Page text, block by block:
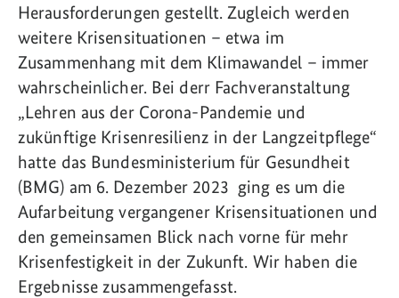
Herausforderungen gestellt. Zugleich werden
weitere Krisensituationen – etwa im
Zusammenhang mit dem Klimawandel – immer
wahrscheinlicher. Bei derr Fachveranstaltung
„Lehren aus der Corona-Pandemie und
zukünftige Krisenresilienz in der Langzeitpflege“
hatte das Bundesministerium für Gesundheit
(BMG) am 6. Dezember 2023 ging es um die
Aufarbeitung vergangener Krisensituationen und
den gemeinsamen Blick nach vorne für mehr
Krisenfestigkeit in der Zukunft. Wir haben die
Ergebnisse zusammengefasst.